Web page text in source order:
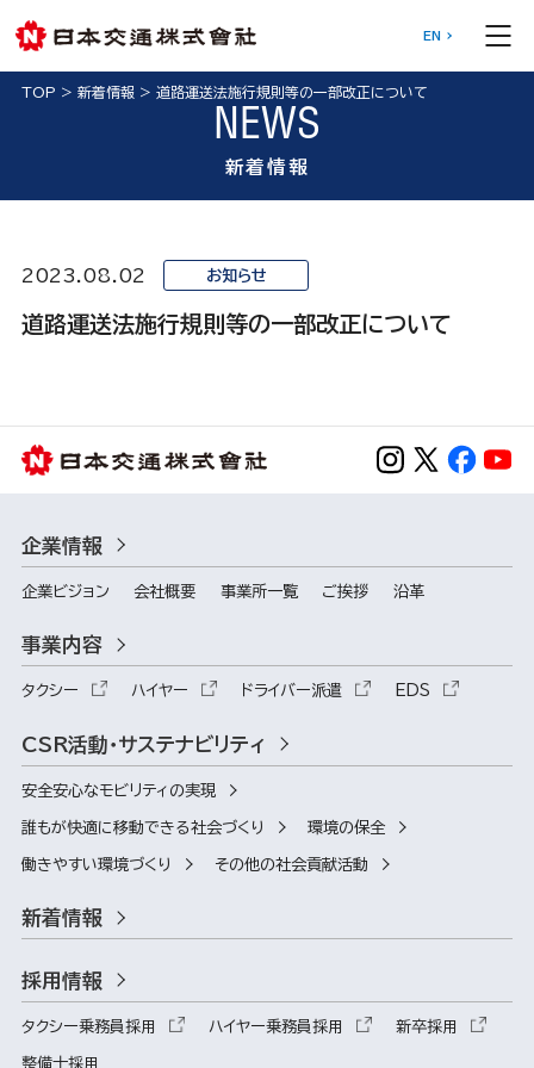
EN
TOP > 新着情報> 道路運送法施行規則等の一部改正について
NEWS
新着情報
2023.08.02 お知らせ
道路運送法施行規則等の一部改正について
企業情報
企業ビジョン 会社概要 事業所一覧 ご挨拶 沿革
事業内容
タクシー ハイヤー ドライバー派遣 EDS
CSR活動・サステナビリティ
安全安心なモビリティの実現
誰もが快適に移動できる社会づくり 環境の保全
働きやすい環境づくり その他の社会貢献活動
新着情報
採用情報
タクシー乗務員採用 ハイヤー乗務員採用 新卒採用
整備士採用